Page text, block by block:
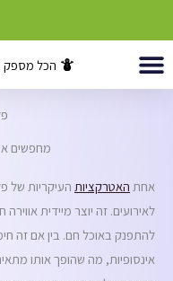
הכל מספק 1 ובמחיר משתלם
מחפשים
אחת האטרקציות העיקריות של
לאירועים. זה יוצר מיידית
להתפנק באוכל חם. בין אם זה
אינסופיות, מה שהופך אותו